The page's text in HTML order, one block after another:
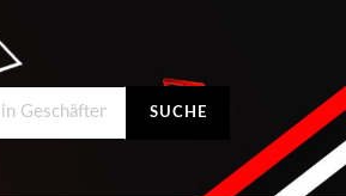
SUCHE